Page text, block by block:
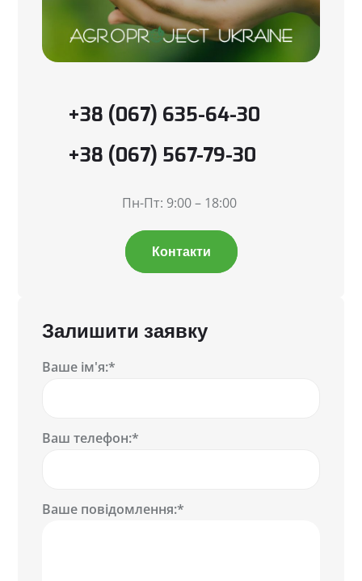
+38 (067) 635-64-30
+38 (067) 567-79-30
Пн-Пт: 9:00 – 18:00
Контакти
Залишити заявку
Ваше ім'я:*
Ваш телефон:*
Ваше повідомлення:*